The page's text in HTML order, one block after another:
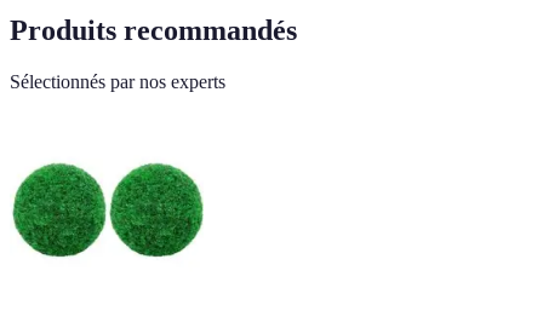
Produits recommandés
Sélectionnés par nos experts